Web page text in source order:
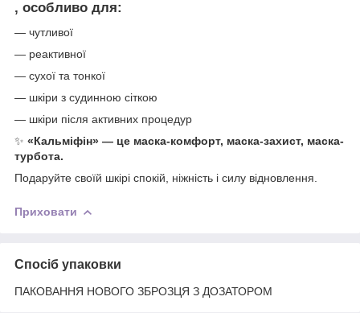
, особливо для:
— чутливої
— реактивної
— сухої та тонкої
— шкіри з судинною сіткою
— шкіри після активних процедур
✨ «Кальміфін» — це маска-комфорт, маска-захист, маска-
турбота.
Подаруйте своїй шкірі спокій, ніжність і силу відновлення.
Приховати
Спосіб упаковки
ПАКОВАННЯ НОВОГО ЗБРОЗЦЯ З ДОЗАТОРОМ